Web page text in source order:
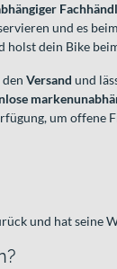
und es
holst dein Bike
Versand und
um offene
und hat seine